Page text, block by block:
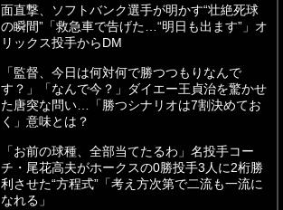
面直撃、ソフトバンク選手が明かす“壮絶死球
の瞬間”「救急車で告げた…“明日も出ます”」オ
リックス投手からDM
「監督、今日は何対何で勝つつもりなんで
す？」「なんで今？」ダイエー王貞治を驚かせ
た唐突な問い…「勝つシナリオは7割決めてお
く」意味とは？
「お前の球種、全部当てたるわ」名投手コー
チ・尾花高夫がホークスの0勝投手3人に2桁勝
利させた“方程式”「考え方次第で二流も一流に
なれる」